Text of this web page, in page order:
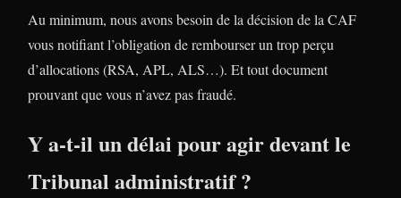
Au minimum, nous avons besoin de la décision de la CAF
vous notifiant l’obligation de rembourser un trop perçu
d’allocations (RSA, APL, ALS…). Et tout document
prouvant que vous n’avez pas fraudé.
Y a-t-il un délai pour agir devant le
Tribunal administratif ?